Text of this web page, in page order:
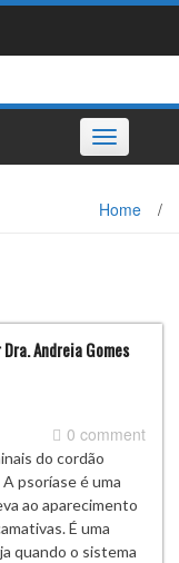
Toggle
navigation
Home /
Andreia Gomes
0 comment
do cordão
psoríase é uma
ao aparecimento
É uma
quando o sistema